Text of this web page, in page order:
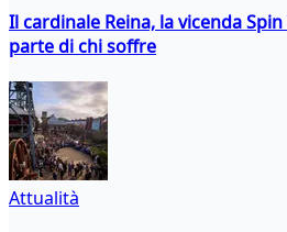
Il cardinale Reina, la vicenda
parte di chi soffre
Attualità